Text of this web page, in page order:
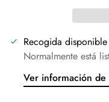
Recogida
Normalmente está
Ver información de